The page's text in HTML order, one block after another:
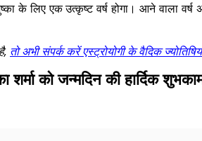
के लिए एक उत्कृष्ट वर्ष होगा। आने वाला वर्ष
तो अभी संपर्क करें एस्ट्रोयोगी के वैदिक
शर्मा को जन्मदिन की हार्दिक